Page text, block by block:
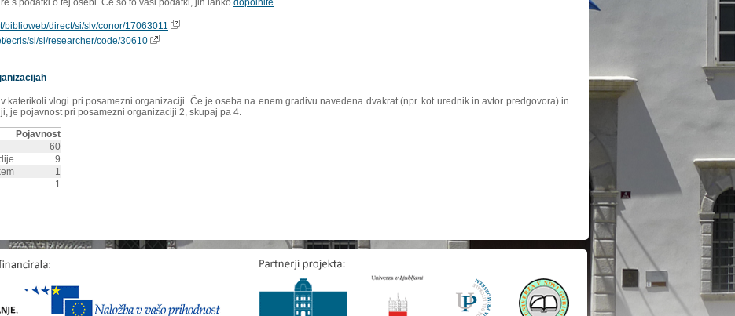
s podatki o tej osebi. Če so to vaši podatki, jih lahko dopolnite.
biblioweb/direct/si/slv/conor/17063011
ecris/si/sl/researcher/code/30610
katerikoli vlogi pri posamezni organizaciji. Če je oseba na enem gradivu navedena dvakrat (npr. kot urednik in avtor predgovora) in
je pojavnost pri posamezni organizaciji 2, skupaj pa 4.
Pojavnost
60
9
1
1